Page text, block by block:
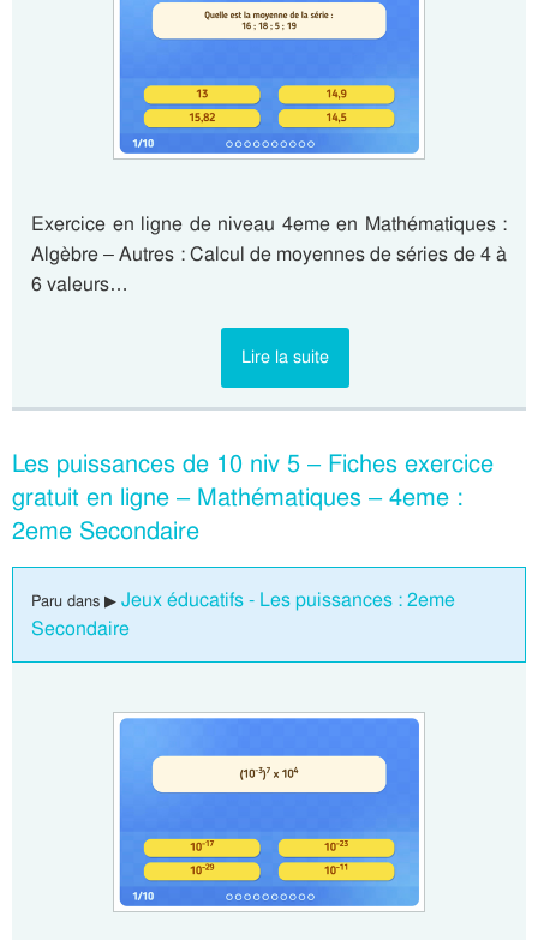
Exercice en ligne de niveau 4eme en Mathématiques :
Algèbre – Autres : Calcul de moyennes de séries de 4 à
6 valeurs…
Lire la suite
Les puissances de 10 niv 5 – Fiches exercice
gratuit en ligne – Mathématiques – 4eme :
2eme Secondaire
Paru dans ▶ Jeux éducatifs - Les puissances : 2eme
Secondaire